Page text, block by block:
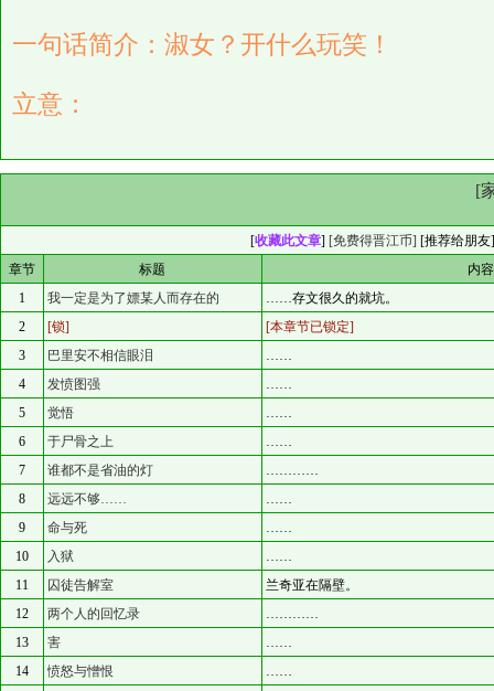
一句话简介：淑女？开什么玩笑！
立意：
[
[收藏此文章] [免费得晋江币] [推荐给朋友
章节
标题
内
1
我一定是为了嫖某人而存在的
……存文很久的就坑。
2
[锁]
[本章节已锁定]
3
巴里安不相信眼泪
……
4
发愤图强
……
5
觉悟
……
6
于尸骨之上
……
7
谁都不是省油的灯
…………
8
远远不够……
……
9
命与死
……
10
入狱
……
11
囚徒告解室
兰奇亚在隔壁。
12
两个人的回忆录
…………
13
害
……
14
愤怒与憎恨
……